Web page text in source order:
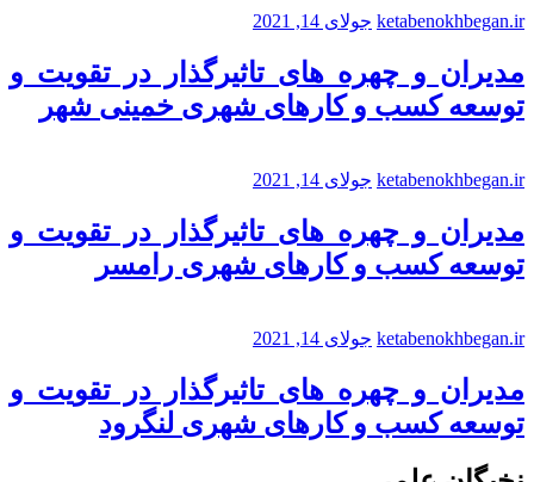
ketabenokhbegan.ir جولای 14, 2021
مدیران و چهره های تاثیرگذار در تقویت و
توسعه کسب و کارهای شهری خمینی شهر
ketabenokhbegan.ir جولای 14, 2021
مدیران و چهره های تاثیرگذار در تقویت و
توسعه کسب و کارهای شهری رامسر
ketabenokhbegan.ir جولای 14, 2021
مدیران و چهره های تاثیرگذار در تقویت و
توسعه کسب و کارهای شهری لنگرود